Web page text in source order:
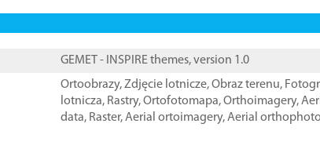
GEMET - INSPIRE themes, version 1.0
Ortoobrazy,Zdjęcie lotnicze,Obraz terenu,
lotnicza, Rastry,Ortofotomapa,Orthoimagery,
data, Raster,Aerial ortoimagery,Aerial